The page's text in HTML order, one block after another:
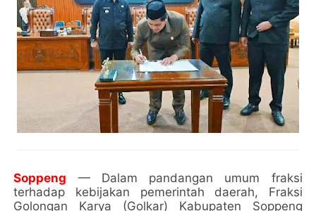
Soppeng — Dalam pandangan umum fraksi
terhadap kebijakan pemerintah daerah, Fraksi
Golongan Karya (Golkar) Kabupaten Soppeng